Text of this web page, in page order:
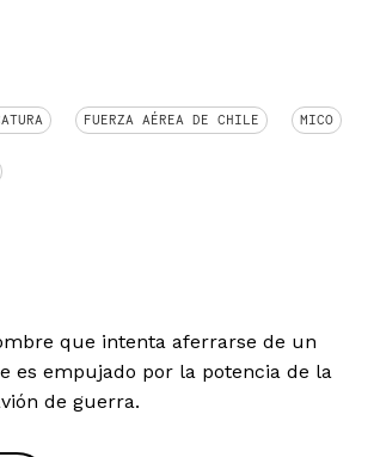
FUERZA AÉREA DE CHILE MICO
que intenta aferrarse de un
es empujado por la potencia de la
de guerra.